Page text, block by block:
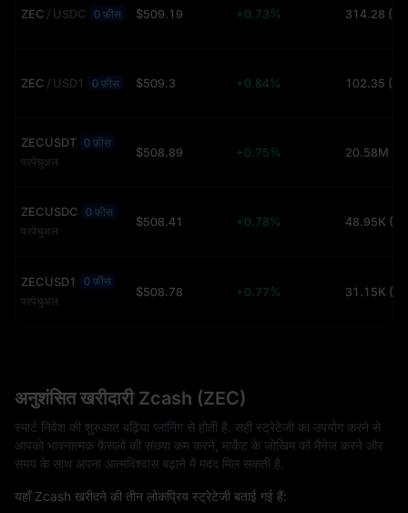
ZEC / USDC 0 फ़ीस $509.19 +0.73% 314.28
ZEC / USD1 0 फ़ीस $509.3 +0.84% 102.35
ZECUSDT 0 फ़ीस
परपेचुअल
$508.89 +0.75% 20.58M
ZECUSDC 0 फ़ीस
परपेचुअल
$508.41 +0.78% 48.95K
ZECUSD1
0 फ़ीस
परपेचुअल
$508.78 +0.77% 31.15K
अनुशंसित खरीदारी Zcash (ZEC)
स्मार्ट निवेश की शुरुआत बढ़िया प्लानिंग से होती है. सही स्ट्रेटेजी का उपयोग करने से
आपको भावनात्मक फ़ैसलों की संख्या कम करने, मार्केट के जोखिम को मैनेज करने और
समय के साथ अपना आत्मविश्वास बढ़ाने में मदद मिल सकती है.
यहाँ Zcash खरीदने की तीन लोकप्रिय स्ट्रेटेजी बताई गई हैं: